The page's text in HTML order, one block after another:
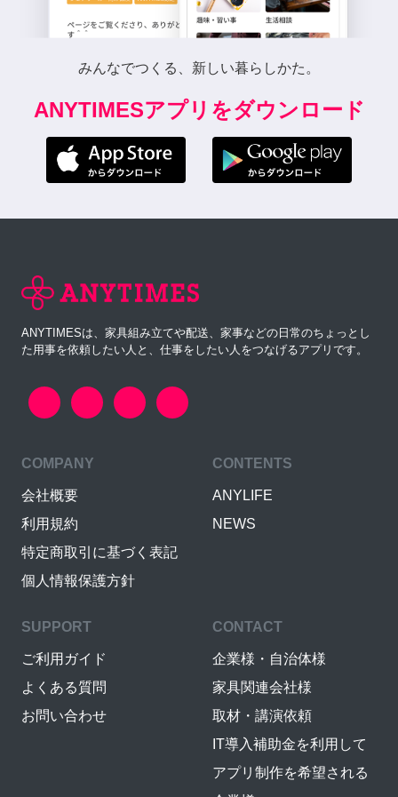
みんなでつくる、新しい暮らしかた。
ANYTIMESアプリをダウンロード
ANYTIMESは、家具組み立てや配送、家事などの日常のちょっとし
た用事を依頼したい人と、仕事をしたい人をつなげるアプリです。
COMPANY
会社概要
利用規約
特定商取引に基づく表記
個人情報保護方針
CONTENTS
ANYLIFE
NEWS
SUPPORT
ご利用ガイド
よくある質問
お問い合わせ
CONTACT
企業様・自治体様
家具関連会社様
取材・講演依頼
IT導入補助金を利用して
アプリ制作を希望される